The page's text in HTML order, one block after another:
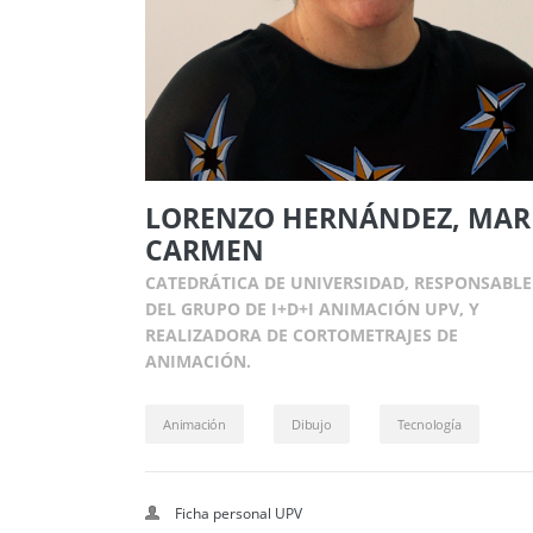
LORENZO HERNÁNDEZ,
CARMEN
CATEDRÁTICA DE UNIVERSIDAD, RESPONSABLE
DEL GRUPO DE I+D+I ANIMACIÓN UPV, Y
REALIZADORA DE CORTOMETRAJES DE
ANIMACIÓN.
Animación Dibujo Tecnología
Ficha personal UPV